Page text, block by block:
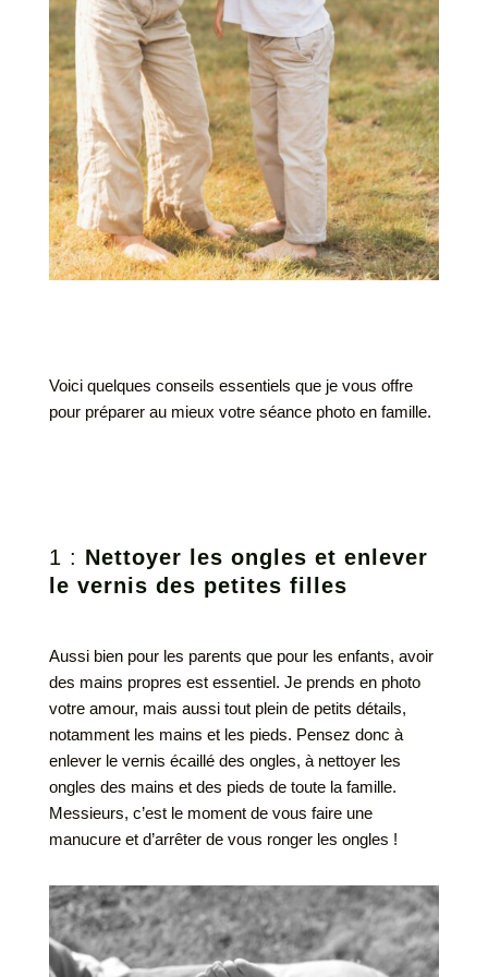
Voici quelques conseils essentiels que je vous offre
pour préparer au mieux votre séance photo en famille.
1 : Nettoyer les ongles et enlever
le vernis des petites filles
Aussi bien pour les parents que pour les enfants, avoir
des mains propres est essentiel. Je prends en photo
votre amour, mais aussi tout plein de petits détails,
notamment les mains et les pieds. Pensez donc à
enlever le vernis écaillé des ongles, à nettoyer les
ongles des mains et des pieds de toute la famille.
Messieurs, c’est le moment de vous faire une
manucure et d’arrêter de vous ronger les ongles !